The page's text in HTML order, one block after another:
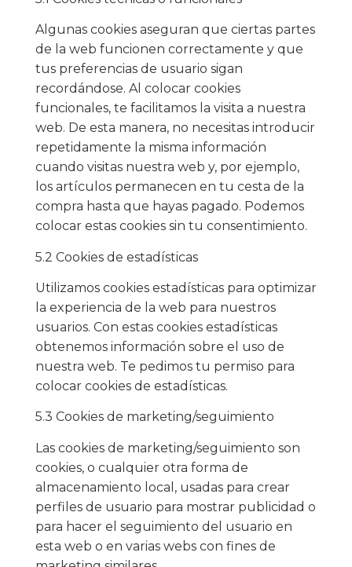
Algunas cookies aseguran que ciertas partes
de la web funcionen correctamente y que
tus preferencias de usuario sigan
recordándose. Al colocar cookies
funcionales, te facilitamos la visita a nuestra
web. De esta manera, no necesitas introducir
repetidamente la misma información
cuando visitas nuestra web y, por ejemplo,
los artículos permanecen en tu cesta de la
compra hasta que hayas pagado. Podemos
colocar estas cookies sin tu consentimiento.
5.2 Cookies de estadísticas
Utilizamos cookies estadísticas para optimizar
la experiencia de la web para nuestros
usuarios. Con estas cookies estadísticas
obtenemos información sobre el uso de
nuestra web. Te pedimos tu permiso para
colocar cookies de estadísticas.
5.3 Cookies de marketing/seguimiento
Las cookies de marketing/seguimiento son
cookies, o cualquier otra forma de
almacenamiento local, usadas para crear
perfiles de usuario para mostrar publicidad o
para hacer el seguimiento del usuario en
esta web o en varias webs con fines de